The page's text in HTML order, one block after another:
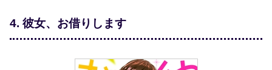
4. 彼女、お借りします